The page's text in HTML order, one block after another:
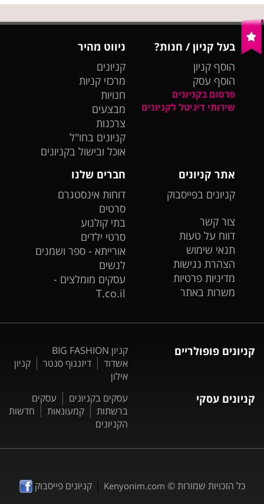
בעל קניון / חנות?
הוסף קניון
הוסף עסק
פרסום בקניונים
שירותי דיגיטל לקניונים
ניווט מהיר
קניונים
מרכזי קניות
חנויות
מבצעים
צרכנות
קניונים בחו"ל
אוכל ובישול בקניונים
אתר קניונים
קניונים בפייסבוק
צור קשר
דווח על טעות
תנאי שימוש
הצהרת נגישות
מדיניות פרטיות
משרות באתר
חברים שלנו
דוחות אינסטגרם
סרטים
בתי קולנוע
סרטי ילדים
אורייתא - ספר ושמנים
לנשים
עסקים מומלצים -
T.co.il
קניונים פופולריים
קניון BIG FASHION
אשדוד
דיזנגוף סנטר
קניון
אילון
קניונים עסקי עסקים בקניונים
עסקים
ברשתות
קמעונאות
חדשות
הקניונים
כל הזכויות שמורות © Kenyonim.com
|קניונים פייסבוק